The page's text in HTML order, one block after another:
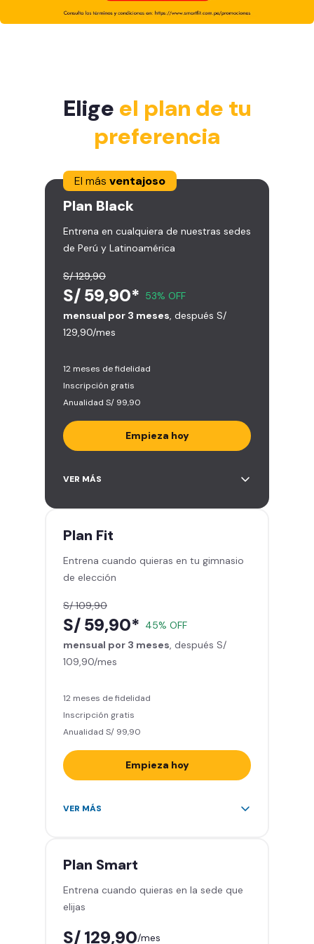
Elige el plan de tu
preferencia
El más ventajoso
Plan Black
Entrena en cualquiera de nuestras sedes
de Perú y Latinoamérica
S/ 129,90
S/ 59,90* 53% OFF
mensual por 3 meses , después S/
129,90/mes
12 meses de fidelidad
Inscripción gratis
Anualidad S/ 99,90
Empieza hoy
Entrena en todos los gimnasios de
(+2.000)
de peso libre e integrado -
Máquinas, pesas, discos y barras
Clases grupales con profesores -
Smart Fit App - Tu plan de
entrenamiento personalizado
Relájate en los sillones de
masajes
que quieras
VER MÁS
Plan Fit
Entrena cuando quieras en tu gimnasio
de elección
S/ 109,90
S/ 59,90* 45% OFF
mensual por 3 meses , después S/
109,90/mes
12 meses de fidelidad
Inscripción gratis
Anualidad S/ 99,90
Empieza hoy
Entrena en todos los gimnasios de
de peso libre e integrado -
Máquinas, pesas, discos y barras
Clases grupales con profesores -
Smart Fit App - Tu plan de
VER MÁS
Plan Smart
Entrena cuando quieras en la sede que
elijas
S/ 129,90/mes